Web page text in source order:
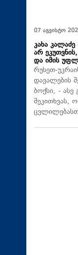
07 აგვისტო
კახა
არ
და იმის
რუსეთ-
დავალების
ბოქსი, - ასე
შეკითხვას,